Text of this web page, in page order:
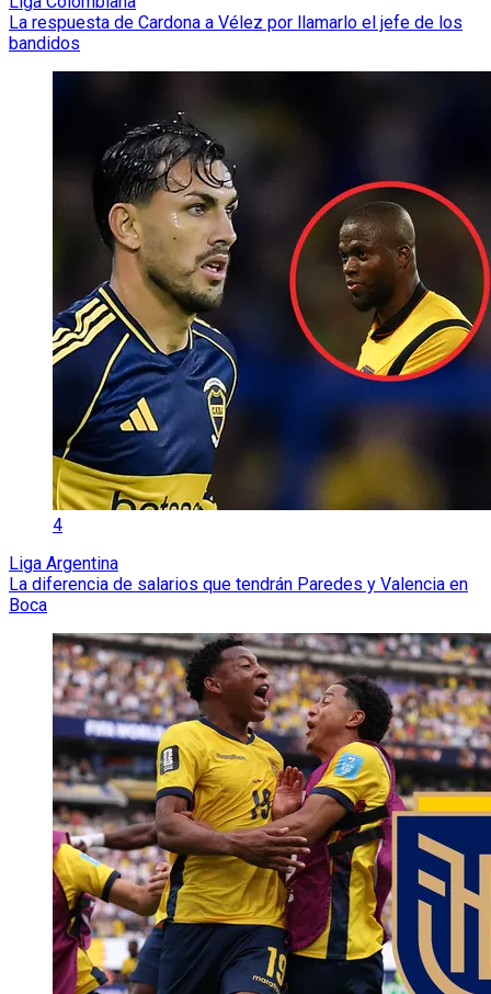
La respuesta de Cardona a Vélez por llamarlo el jefe de los
bandidos
4
Liga Argentina
La diferencia de salarios que tendrán Paredes y Valencia en
Boca